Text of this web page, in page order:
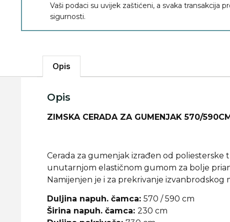
Vaši podaci su uvijek zaštićeni, a svaka transakcija
sigurnosti.
Opis
Opis
ZIMSKA CERADA ZA GUMENJAK 570/590CM
Cerada za gumenjak izrađen od
unutarnjom elastičnom gumom za bolje
Namijenjen je i za prekrivanje izvanbrodskog
Duljina napuh. čamca: 570 / 590 cm
Širina napuh. čamca: 230 cm